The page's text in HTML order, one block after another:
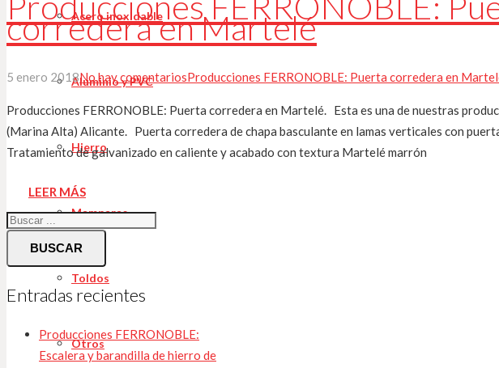
Acero inoxidable
Aluminio y PVC
Hierro
Mamparas
Toldos
Otros
corredera en Martelé
5 enero 2018No hay comentariosProducciones FERRONOBLE: Puerta corredera en
Producciones FERRONOBLE: Puerta corredera en Martelé. Esta es una de nuestras
(Marina Alta) Alicante. Puerta corredera de chapa basculante en lamas verticales con
Tratamiento de galvanizado en caliente y acabado con textura Martelé marrón
LEER MÁS
BUSCAR
Entradas recientes
Producciones FERRONOBLE:
Escalera y barandilla de hierro de